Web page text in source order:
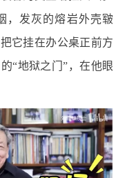
，发灰的熔岩外壳皲
它挂在办公桌正前方
“地狱之门”，在他眼